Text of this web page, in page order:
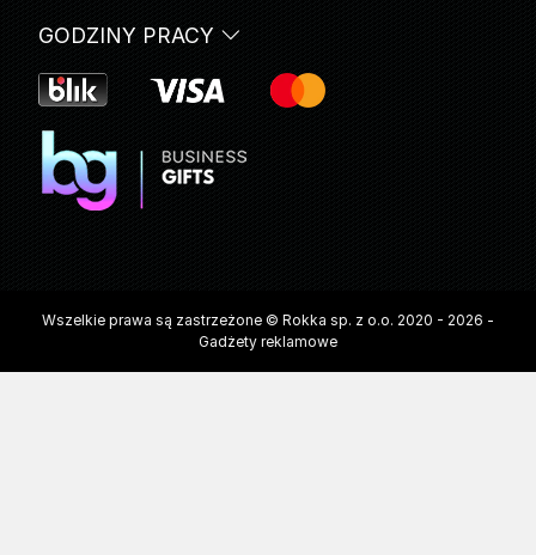
GODZINY PRACY
Wszelkie prawa są zastrzeżone © Rokka sp. z o.o. 2020 - 2026 -
Gadżety reklamowe